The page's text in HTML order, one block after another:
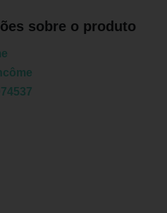
sobre o produto